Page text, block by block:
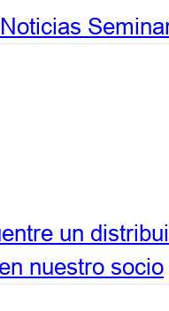
Noticias
un
nuestro socio